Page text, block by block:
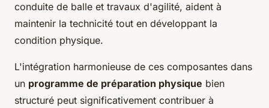
conduite de balle et travaux d'agilité, aident à
maintenir la technicité tout en développant la
condition physique.
L'intégration harmonieuse de ces composantes dans
un programme de préparation physique bien
structuré peut significativement contribuer à